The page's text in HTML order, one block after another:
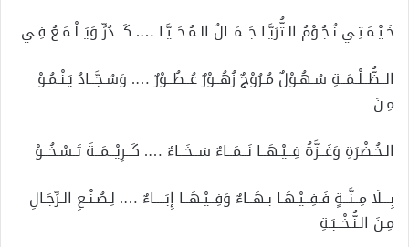
خَـيْـمَـتِـي نُـجُـوْمُ الـثُّرَيَّـا جَــمَــالُ الـمُـحَــيَّـا …. كَـــدُرٍّ وَيَــلْـمَـعُ فِـي
الــظُّــلْـمَــةِ سُـهُـوْلٌ مُـرُوْجٌ زُهُــوْرٌ عُــطُــوْرٌ …. وَسُـجَّــادُ يَـنْـمُـوْ
مِـنَ
الـخُـضْرَةِ وَغَــزَّةُ فِــيْـهَــا نَــمَــاءٌ سَــخَــاءٌ …. كَــرِيْــمَــةَ تَـسْـخُــوْ
بِـــلَا مِــنَّــةٍ فَـفِــيْـهَـا بـهَــاءٌ وَفِــيْـهَــا إِبَــــاءٌ …. لِـصُـنْـعِ الـرِّجَـالِ
مِـنَ الـنُّـخْــبَـةِ